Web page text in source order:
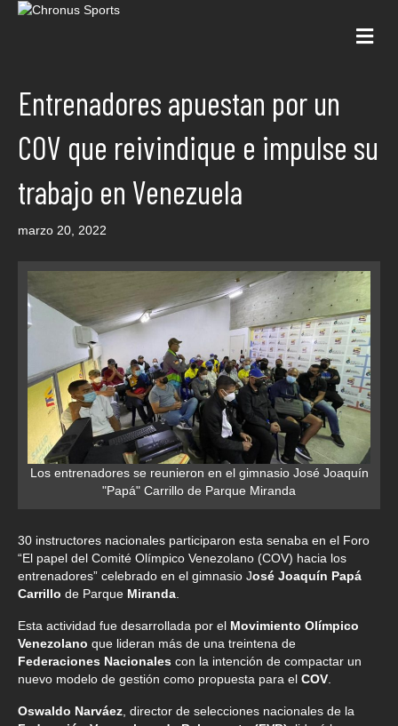
Entrenadores apuestan por un
COV que reivindique e impulse su
trabajo en Venezuela
marzo 20, 2022
Los entrenadores se reunieron en el gimnasio José Joaquín
"Papá" Carrillo de Parque Miranda
30 instructores nacionales participaron esta senaba en el Foro
“El papel del Comité Olímpico Venezolano (COV) hacia los
entrenadores” celebrado en el gimnasio José Joaquín Papá
Carrillo de Parque Miranda.
Esta actividad fue desarrollada por el Movimiento Olímpico
Venezolano que lideran más de una treintena de
Federaciones Nacionales con la intención de compactar un
nuevo modelo de gestión como propuesta para el COV.
Oswaldo Narváez, director de selecciones nacionales de la